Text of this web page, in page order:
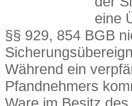
eine
§§ 929, 854 BGB
Während ein
Pfandnehmers